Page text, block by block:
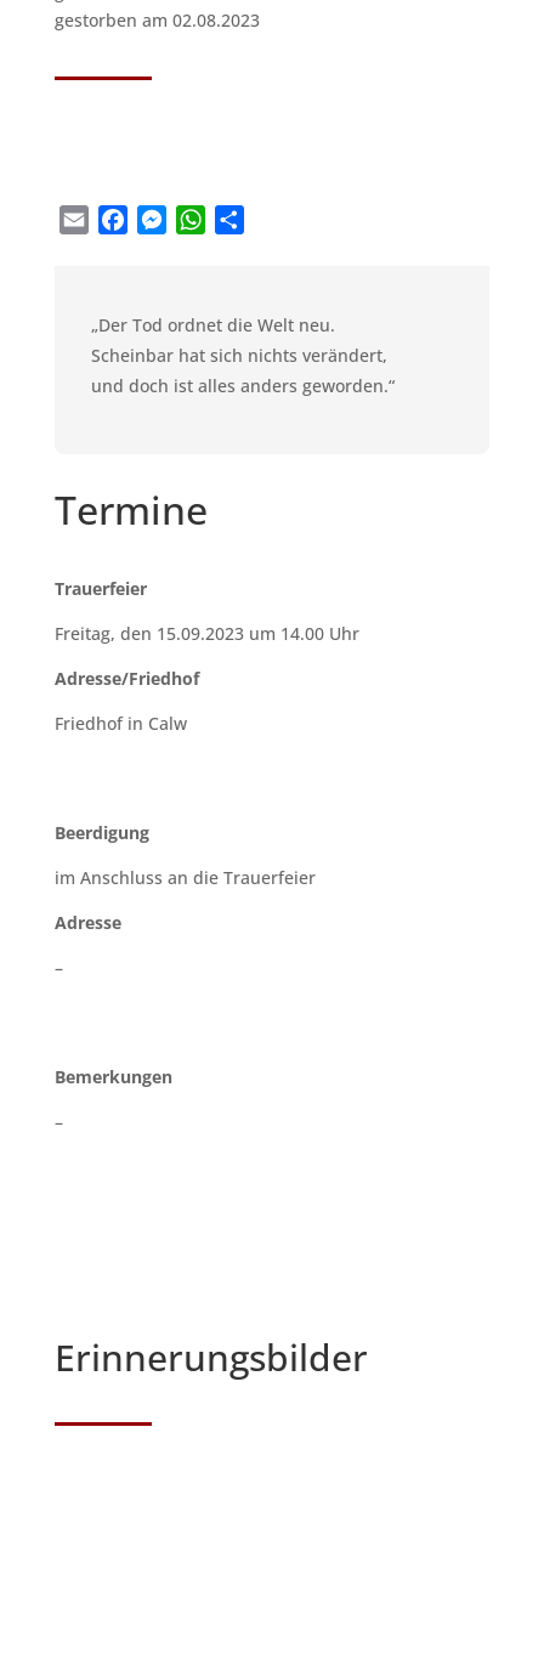
gestorben am 02.08.2023
Email FacebookMessengerWhatsApp
„Der Tod ordnet die Welt neu.
Scheinbar hat sich nichts verändert,
und doch ist alles anders geworden.“
Termine
Trauerfeier
Freitag, den 15.09.2023 um 14.00 Uhr
Adresse/Friedhof
Friedhof in Calw
Beerdigung
im Anschluss an die Trauerfeier
Adresse
–
Bemerkungen
–
Erinnerungsbilder